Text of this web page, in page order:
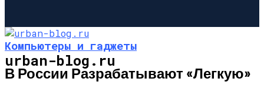
urban-blog.ru
Компьютеры и гаджеты
В России Разрабатывают «легкую»